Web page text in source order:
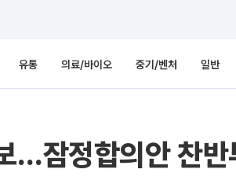
유통 의료/바이오 중기/벤처 일반
…잠정합의안 찬반